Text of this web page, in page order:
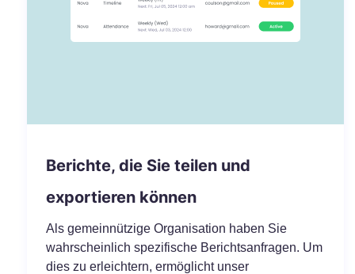
Berichte, die Sie teilen und
exportieren können
Als gemeinnützige Organisation haben Sie
wahrscheinlich spezifische Berichtsanfragen. Um
dies zu erleichtern, ermöglicht unser